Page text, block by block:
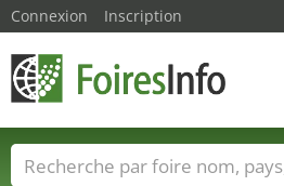
Connexion Inscription